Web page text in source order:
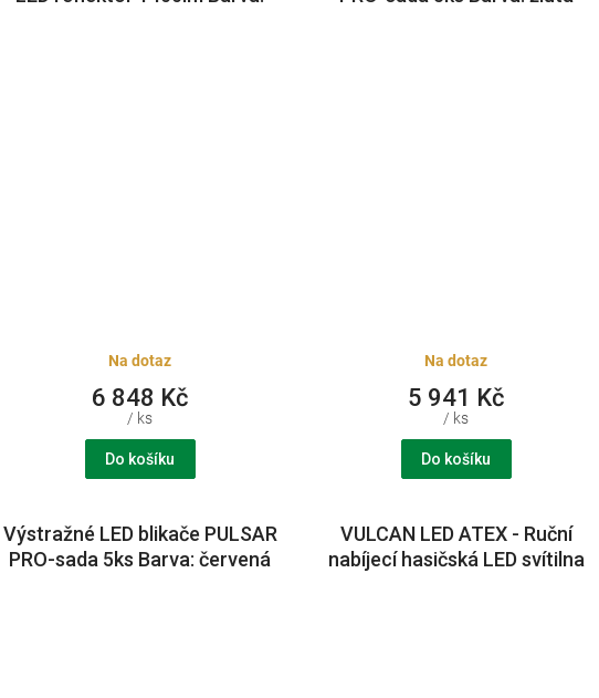
Na dotaz
6 848 Kč
/ ks
Do košíku
Na dotaz
5 941 Kč
/ ks
Do košíku
Výstražné LED blikače PULSAR
PRO-sada 5ks Barva: červená
VULCAN LED ATEX - Ruční
nabíjecí hasičská LED svítilna